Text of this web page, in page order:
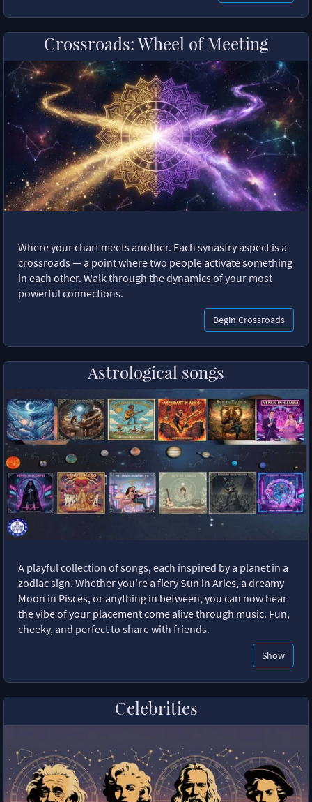
Crossroads: Wheel of Meeting
Where your chart meets another. Each synastry aspect is a
crossroads — a point where two people activate something
in each other. Walk through the dynamics of your most
powerful connections.
Begin Crossroads
Astrological songs
A playful collection of songs, each inspired by a planet in a
zodiac sign. Whether you're a fiery Sun in Aries, a dreamy
Moon in Pisces, or anything in between, you can now hear
the vibe of your placement come alive through music. Fun,
cheeky, and perfect to share with friends.
Show
Celebrities